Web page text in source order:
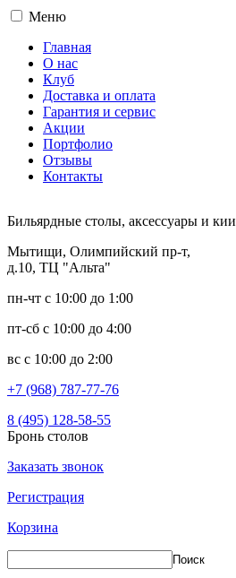
Меню
Главная
О нас
Клуб
Доставка и оплата
Гарантия и сервис
Акции
Портфолио
Отзывы
Контакты
Бильярдные столы, аксессуары и кии
Мытищи, Олимпийский пр-т,
д.10, ТЦ "Альта"
пн-чт с 10:00 до 1:00
пт-сб с 10:00 до 4:00
вс с 10:00 до 2:00
+7 (968) 787-77-76
8 (495) 128-58-55
Бронь столов
Заказать звонок
Регистрация
Корзина